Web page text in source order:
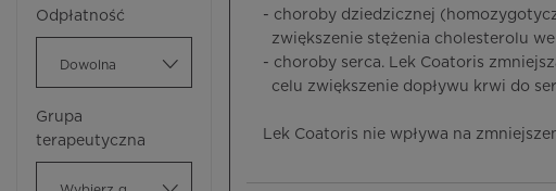
Odpłatność
Dowolna
Grupa
terapeutyczna
- choroby dziedzicznej
zwiększenie stężenia cholesterolu
- choroby serca. Lek Coatoris
celu zwiększenie dopływu krwi do
Lek Coatoris nie wpływa na